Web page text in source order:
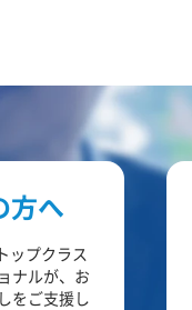
方へ
ップクラス
ナルが、お
をご支援し